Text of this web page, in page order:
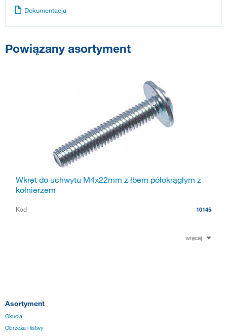
Dokumentacja
Powiązany asortyment
Wkręt do uchwytu M4x22mm z łbem półokrągłym z
kołnierzem
Kod 10145
więcej
Asortyment
Okucia
Obrzeża i listwy